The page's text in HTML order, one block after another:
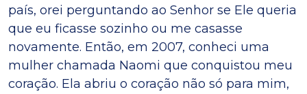
país, orei perguntando ao Senhor se Ele queria
que eu ficasse sozinho ou me casasse
novamente. Então, em 2007, conheci uma
mulher chamada Naomi que conquistou meu
coração. Ela abriu o coração não só para mim,